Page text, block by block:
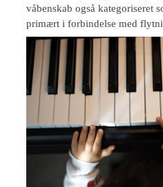
våbenskab også kategoriseret
primært i forbindelse med